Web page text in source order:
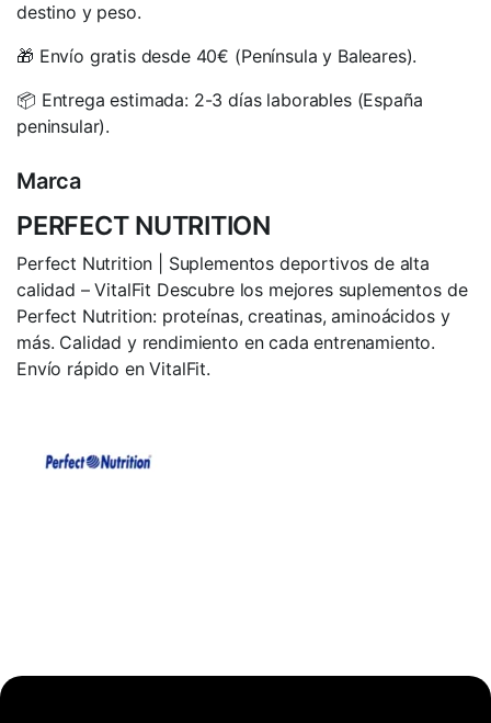
destino y peso.
🎁 Envío gratis desde 40€ (Península y Baleares).
📦 Entrega estimada: 2-3 días laborables (España
peninsular).
Marca
PERFECT NUTRITION
Perfect Nutrition | Suplementos deportivos de alta
calidad – VitalFit Descubre los mejores suplementos de
Perfect Nutrition: proteínas, creatinas, aminoácidos y
más. Calidad y rendimiento en cada entrenamiento.
Envío rápido en VitalFit.